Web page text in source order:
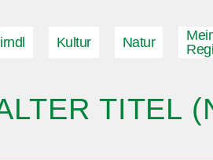
Kultur Natur
TITEL